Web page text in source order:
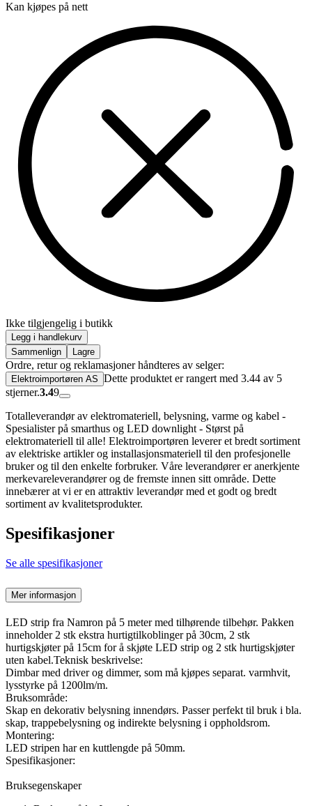
Kan kjøpes på nett
Ikke tilgjengelig i butikk
Legg i handlekurv
Sammenlign
Lagre
Ordre, retur og reklamasjoner håndteres av selger:
Elektroimportøren AS Dette produktet er rangert med 3.44 av 5
stjerner.3.49
Totalleverandør av elektromateriell, belysning, varme og kabel -
Spesialister på smarthus og LED downlight - Størst på
elektromateriell til alle! Elektroimportøren leverer et bredt sortiment
av elektriske artikler og installasjonsmateriell til den profesjonelle
bruker og til den enkelte forbruker. Våre leverandører er anerkjente
merkevareleverandører og de fremste innen sitt område. Dette
innebærer at vi er en attraktiv leverandør med et godt og bredt
sortiment av kvalitetsprodukter.
Spesifikasjoner
Se alle spesifikasjoner
Mer informasjon
LED strip fra Namron på 5 meter med tilhørende tilbehør. Pakken
inneholder 2 stk ekstra hurtigtilkoblinger på 30cm, 2 stk
hurtigskjøter på 15cm for å skjøte LED strip og 2 stk hurtigskjøter
uten kabel.Teknisk beskrivelse:
Dimbar med driver og dimmer, som må kjøpes separat. varmhvit,
lysstyrke på 1200lm/m.
Bruksområde:
Skap en dekorativ belysning innendørs. Passer perfekt til bruk i bla.
skap, trappebelysning og indirekte belysning i oppholdsrom.
Montering:
LED stripen har en kuttlengde på 50mm.
Spesifikasjoner:
Bruksegenskaper